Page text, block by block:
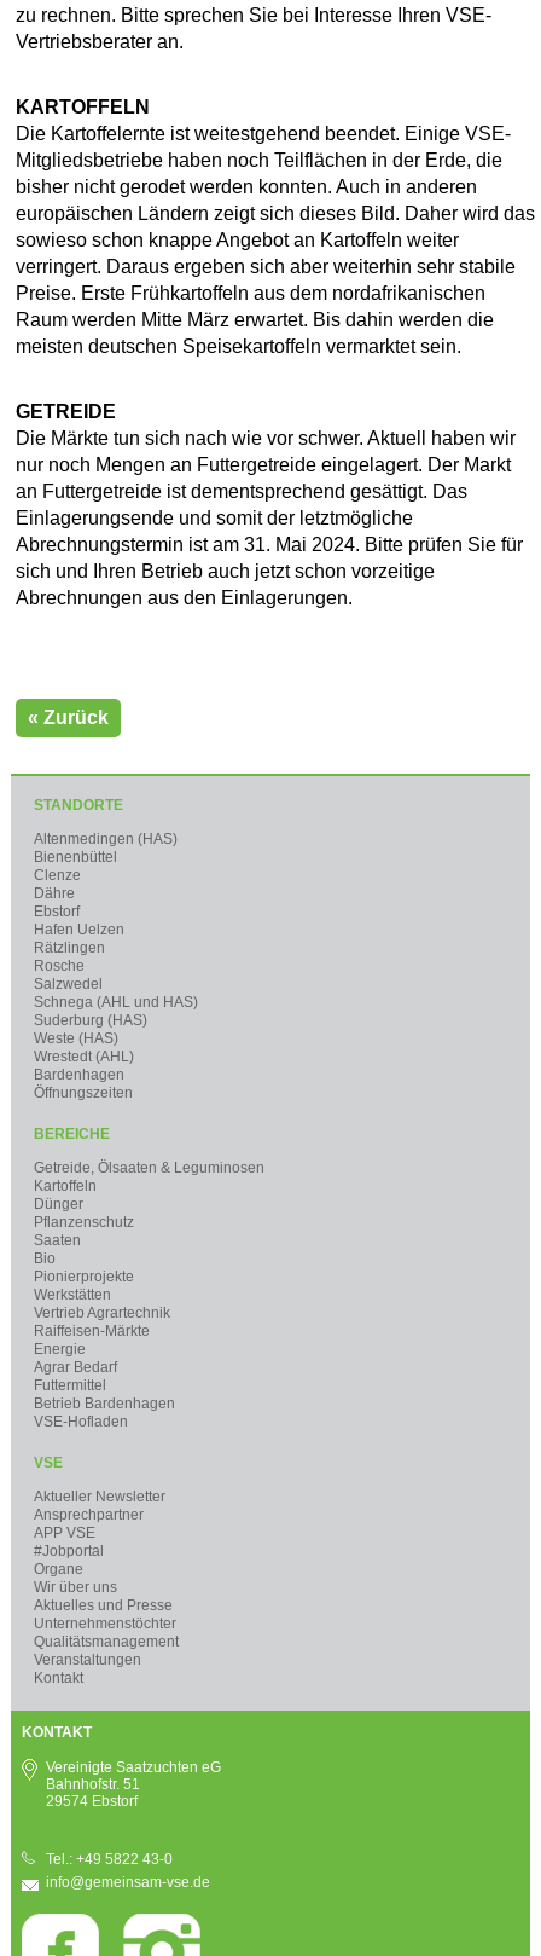
zu rechnen. Bitte sprechen Sie bei Interesse Ihren VSE-
Vertriebsberater an.
KARTOFFELN
Die Kartoffelernte ist weitestgehend beendet. Einige VSE-
Mitgliedsbetriebe haben noch Teilflächen in der Erde, die
bisher nicht gerodet werden konnten. Auch in anderen
europäischen Ländern zeigt sich dieses Bild. Daher wird das
sowieso schon knappe Angebot an Kartoffeln weiter
verringert. Daraus ergeben sich aber weiterhin sehr stabile
Preise. Erste Frühkartoffeln aus dem nordafrikanischen
Raum werden Mitte März erwartet. Bis dahin werden die
meisten deutschen Speisekartoffeln vermarktet sein.
GETREIDE
Die Märkte tun sich nach wie vor schwer. Aktuell haben wir
nur noch Mengen an Futtergetreide eingelagert. Der Markt
an Futtergetreide ist dementsprechend gesättigt. Das
Einlagerungsende und somit der letztmögliche
Abrechnungstermin ist am 31. Mai 2024. Bitte prüfen Sie für
sich und Ihren Betrieb auch jetzt schon vorzeitige
Abrechnungen aus den Einlagerungen.
« Zurück
STANDORTE
Altenmedingen (HAS)
Bienenbüttel
Clenze
Dähre
Ebstorf
Hafen Uelzen
Rätzlingen
Rosche
Salzwedel
Schnega (AHL und HAS)
Suderburg (HAS)
Weste (HAS)
Wrestedt (AHL)
Bardenhagen
Öffnungszeiten
BEREICHE
Getreide, Ölsaaten & Leguminosen
Kartoffeln
Dünger
Pflanzenschutz
Saaten
Bio
Pionierprojekte
Werkstätten
Vertrieb Agrartechnik
Raiffeisen-Märkte
Energie
Agrar Bedarf
Futtermittel
Betrieb Bardenhagen
VSE-Hofladen
VSE
Aktueller Newsletter
Ansprechpartner
APP VSE
#Jobportal
Organe
Wir über uns
Aktuelles und Presse
Unternehmenstöchter
Qualitätsmanagement
Veranstaltungen
Kontakt
KONTAKT
Vereinigte Saatzuchten eG
Bahnhofstr. 51
29574 Ebstorf
Tel.: +49 5822 43-0
info@gemeinsam-vse.de